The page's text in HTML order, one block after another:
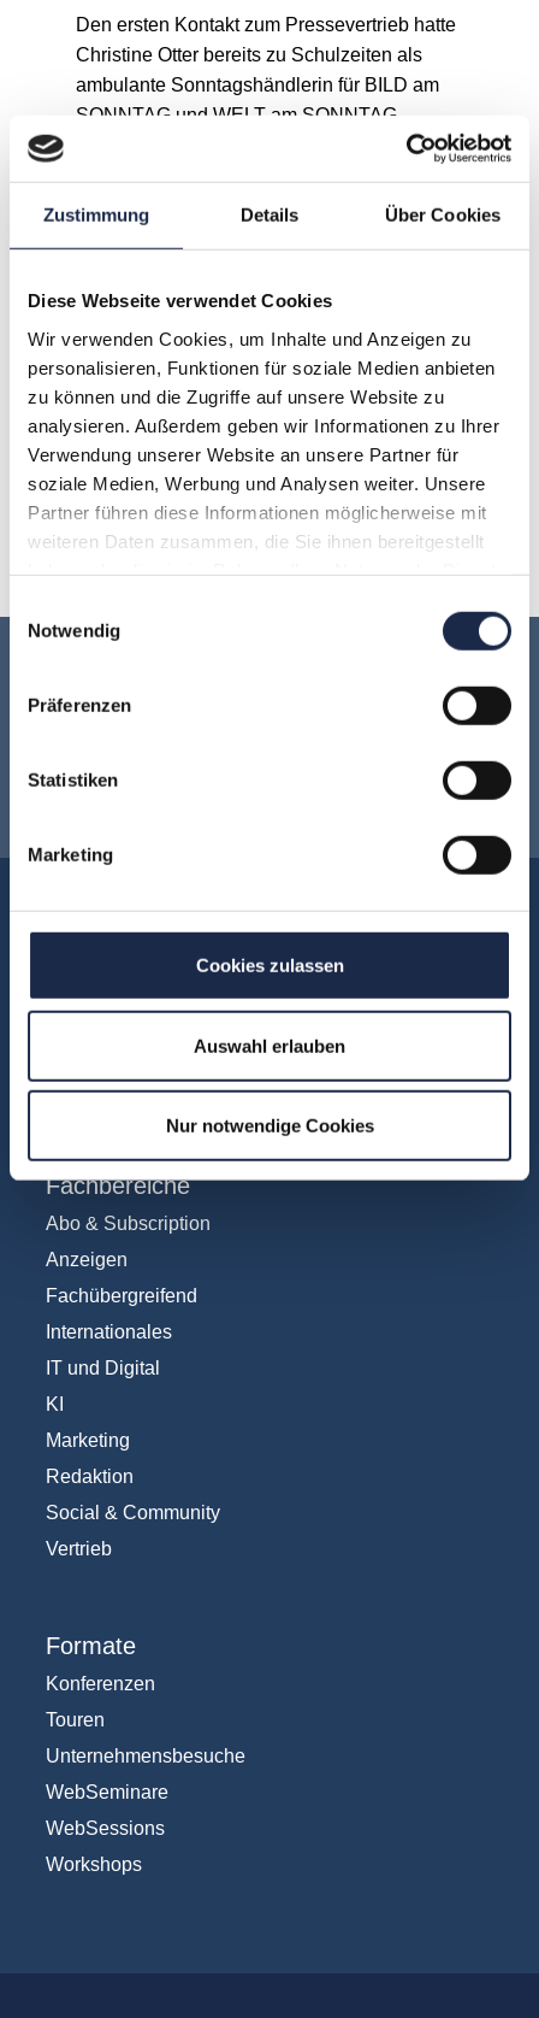
Zustimmung Details Über Cookies
Diese Webseite verwendet Cookies
Wir verwenden Cookies, um Inhalte und Anzeigen zu
personalisieren, Funktionen für soziale Medien anbieten
zu können und die Zugriffe auf unsere Website zu
analysieren. Außerdem geben wir Informationen zu Ihrer
Verwendung unserer Website an unsere Partner für
soziale Medien, Werbung und Analysen weiter. Unsere
Partner führen diese Informationen möglicherweise mit
weiteren Daten zusammen, die Sie ihnen bereitgestellt
Notwendig
Präferenzen
Statistiken
Marketing
Cookies zulassen
Auswahl erlauben
Nur notwendige Cookies
Den ersten Kontakt zum Pressevertrieb hatte
Christine Otter bereits zu Schulzeiten als
ambulante Sonntagshändlerin für BILD am
SONNTAG und WELT am SONNTAG.
2004 startete sie dann in Hamburg ihr duales
und ist seit 2008 in zahlreichen Projekten und
A B C D E F G
H I J K L M N
O P Q R S T U
Akademie
Unsere Experten
Teilnehmerstimmen
Kontakt
Fachbereiche
Abo & Subscription
Anzeigen
Fachübergreifend
Internationales
IT und Digital
KI
Marketing
Redaktion
Social & Community
Vertrieb
Formate
Konferenzen
Touren
Unternehmensbesuche
WebSeminare
WebSessions
Workshops